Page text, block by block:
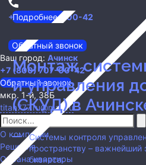
+7 (800) 707-00-42
Обратный звонок
Ваш город: Ачинск
+7 (800) 707-00-42
Обратный звонок
мкр. 1-й, 38Б
titan777.ru@mail.ru
О компании
Решения
Охрана квартиры
Подробнее...
Монтаж системы контроля
и управления
(СКУД)в
Системы контроля
пространству – важнейший
бизнеса.